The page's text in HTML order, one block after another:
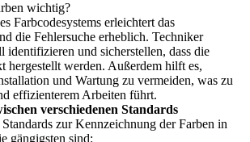
wichtig?
Farbcodesystems erleichtert das
die Fehlersuche erheblich. Techniker
identifizieren und sicherstellen, dass die
hergestellt werden. Außerdem hilft es,
und Wartung zu vermeiden, was zu
effizienterem Arbeiten führt.
verschiedenen Standards
zur Kennzeichnung der Farben in
gängigsten sind: